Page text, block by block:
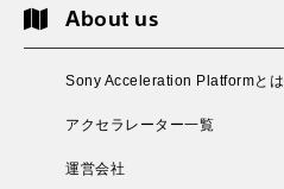
About us
Sony Acceleration Platformとは
アクセラレーター一覧
運営会社